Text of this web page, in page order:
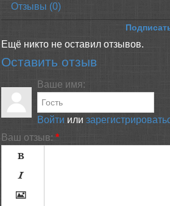
Отзывы (0)
Ещё никто не оставил отзывов.
Оставить отзыв
Ваше имя:
Войти или
Ваш отзыв: *


